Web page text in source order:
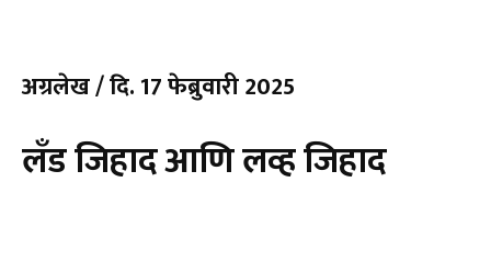
अग्रलेख / दि. 17 फेब्रुवारी 2025
लँड जिहाद आणि लव्ह जिहाद